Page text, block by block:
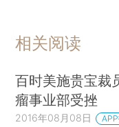
相关阅读
百时美施贵宝裁
瘤事业部受挫
2016年08月08日